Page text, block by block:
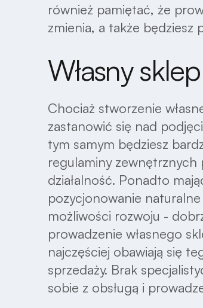
również pamiętać, że
zmienia, a także będziesz
Własny
Chociaż stworzenie
zastanowić się nad
tym samym będziesz
regulaminy zewnętrznych
działalność. Ponadto
pozycjonowanie
możliwości rozwoju -
prowadzenie własnego
najczęściej obawiają się
sprzedaży. Brak
sobie z obsługą i